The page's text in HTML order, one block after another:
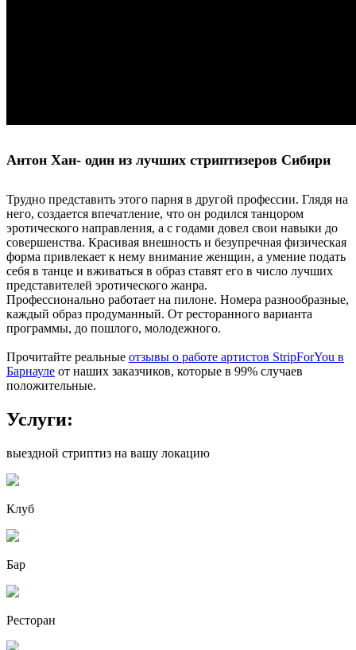
Антон Хан- один из лучших стриптизеров Сибири
Трудно представить этого парня в другой профессии. Глядя на
него, создается впечатление, что он родился танцором
эротического направления, а с годами довел свои навыки до
совершенства. Красивая внешность и безупречная физическая
форма привлекает к нему внимание женщин, а умение подать
себя в танце и вживаться в образ ставят его в число лучших
представителей эротического жанра.
Профессионально работает на пилоне. Номера разнообразные,
каждый образ продуманный. От ресторанного варианта
программы, до пошлого, молодежного.
Прочитайте реальные отзывы о работе артистов StripForYou в
Барнауле от наших заказчиков, которые в 99% случаев
положительные.
Услуги:
выездной стриптиз на вашу локацию
Клуб
Бар
Ресторан